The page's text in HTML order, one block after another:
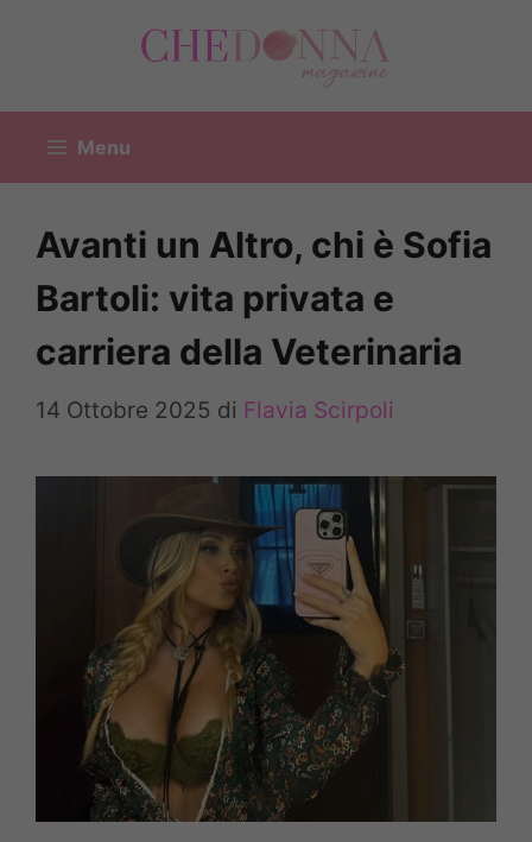
Menu
Avanti un Altro, chi è Sofia
Bartoli: vita privata e
carriera della Veterinaria
14 Ottobre 2025 di Flavia Scirpoli